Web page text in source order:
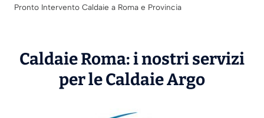
Pronto Intervento Caldaie a Roma e Provincia
Caldaie Roma: i nostri servizi
per le CaldaieArgo